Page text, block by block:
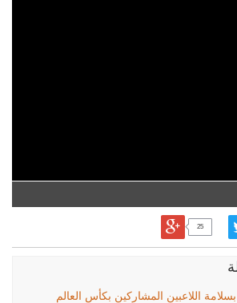
25
اللاعبين المشاركين بكأس العالم